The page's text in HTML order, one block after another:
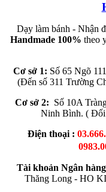
Dạy làm bánh - Nhận
Handmade 100% theo
Cơ sở 1: Số 65 Ngõ
(Đến số 311 Trường
Cơ sở 2: Số 10A
Ninh Bình. (
Điện thoại :
Tài khoản Ngân
Thăng Long - HO